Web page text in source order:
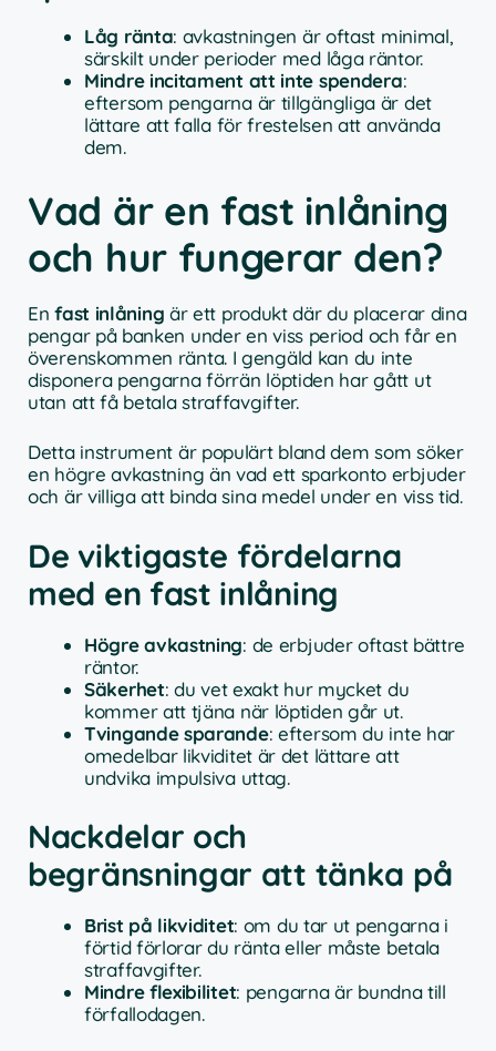
Låg ränta: avkastningen är oftast minimal,
särskilt under perioder med låga räntor.
Mindre incitament att inte spendera:
eftersom pengarna är tillgängliga är det
lättare att falla för frestelsen att använda
dem.
Vad är en fast inlåning
och hur fungerar den?
Enfast inlåning är ett produkt där du placerar dina
pengar på banken under en viss period och får en
överenskommen ränta. I gengäld kan du inte
disponera pengarna förrän löptiden har gått ut
utan att få betala straffavgifter.
Detta instrument är populärt bland dem som söker
en högre avkastning än vad ett sparkonto erbjuder
och är villiga att binda sina medel under en viss tid.
De viktigaste fördelarna
med en fast inlåning
Högre avkastning: de erbjuder oftast bättre
räntor.
Säkerhet: du vet exakt hur mycket du
kommer att tjäna när löptiden går ut.
Tvingande sparande: eftersom du inte har
omedelbar likviditet är det lättare att
undvika impulsiva uttag.
Nackdelar och
begränsningar att tänka på
Brist på likviditet: om du tar ut pengarna i
förtid förlorar du ränta eller måste betala
straffavgifter.
Mindre flexibilitet: pengarna är bundna till
förfallodagen.